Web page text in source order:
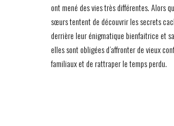
ont mené des vies très différentes. Alors
sœurs tentent de découvrir les secrets
derrière leur énigmatique bienfaitrice et
elles sont obligées d’affronter de vieux
familiaux et de rattraper le temps perdu.